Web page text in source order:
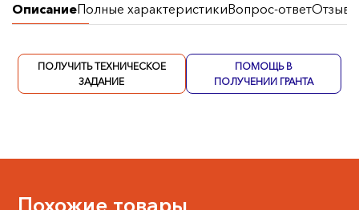
ОписаниеПолные характеристикиВопрос-ответОтзывы
ПОЛУЧИТЬ ТЕХНИЧЕСКОЕ
ЗАДАНИЕ
ПОМОЩЬ В
ПОЛУЧЕНИИ ГРАНТА